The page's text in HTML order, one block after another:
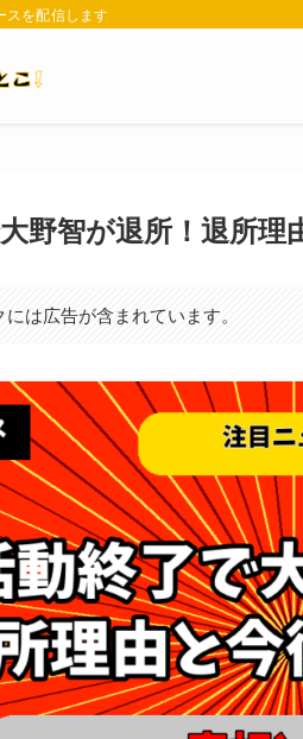
スを配信します
野智が退所！退所理
は広告が含まれています。